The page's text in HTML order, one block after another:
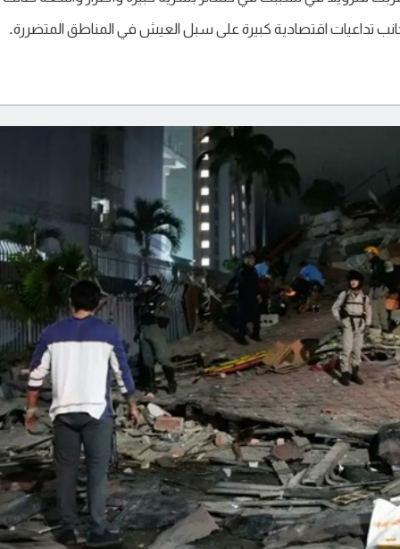
تداعيات اقتصادية كبيرة على سبل العيش في المناطق المتضررة.